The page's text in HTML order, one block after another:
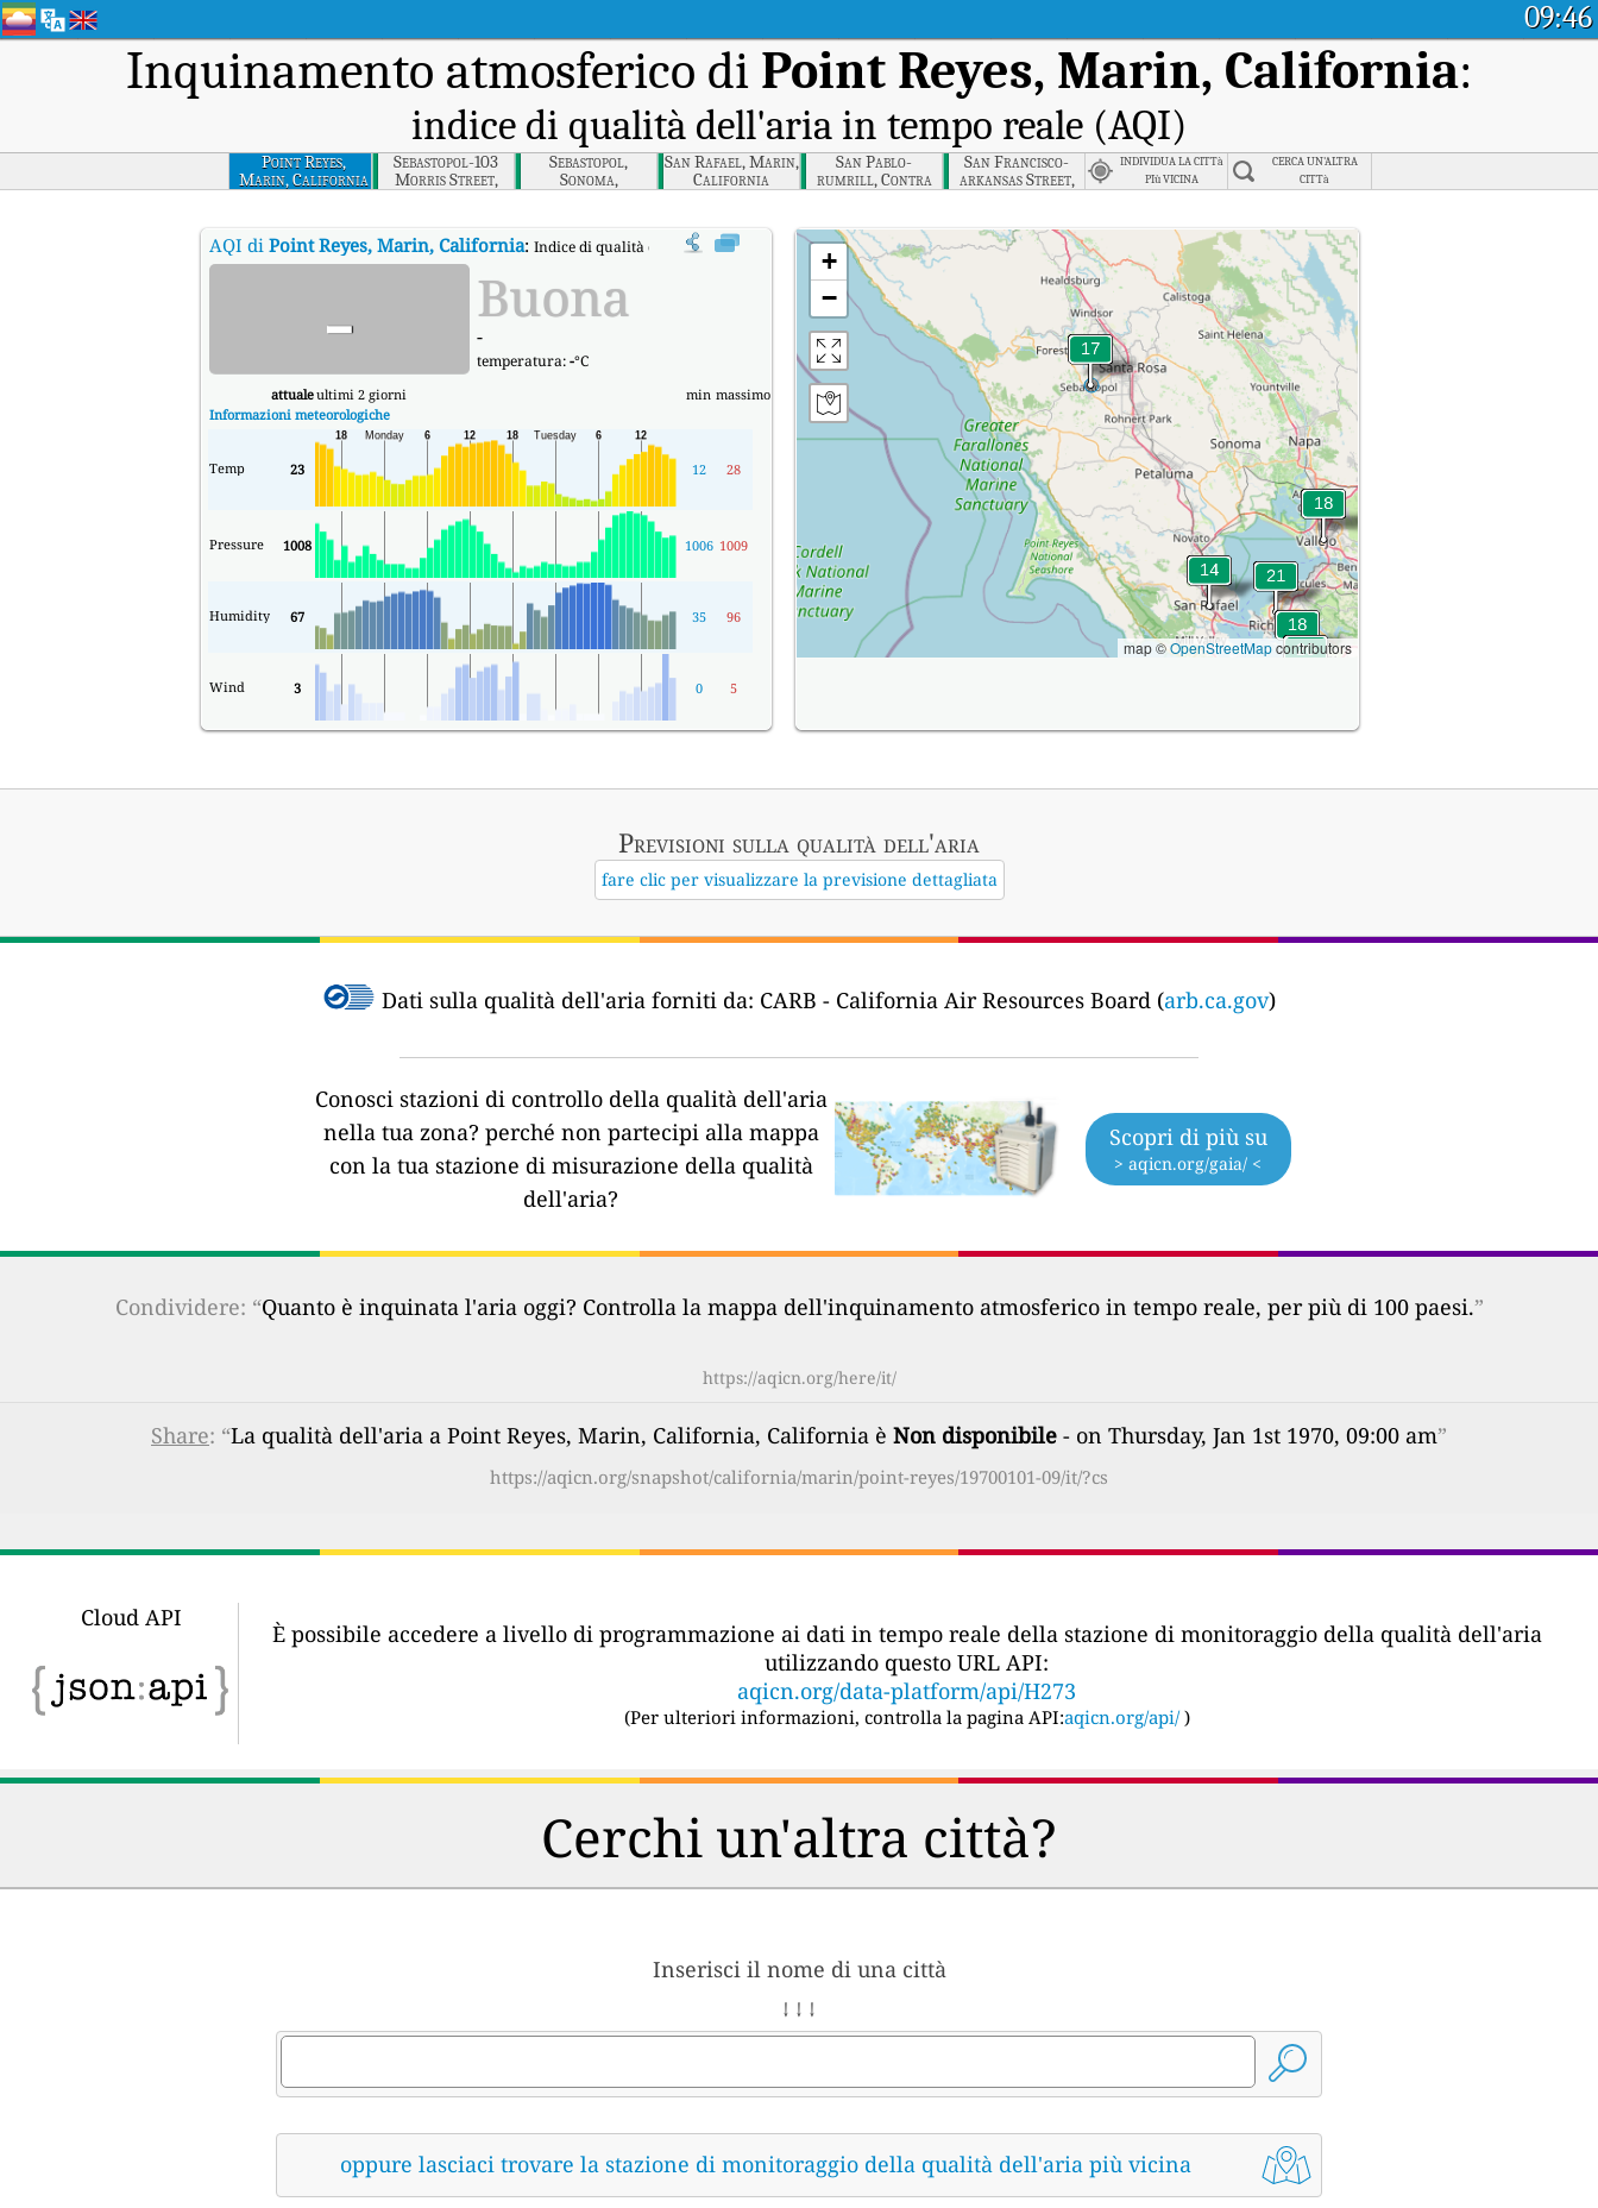
09:46
Inquinamento atmosferico di Point Reyes, Marin, California:
indice di qualità dell'aria in tempo reale (AQI)
Point Reyes,
Marin, California
Sebastopol-103
Morris Street,
Sonoma,
Sebastopol,
Sonoma,
California
San Rafael, Marin,
California
San Pablo-
rumrill, Contra
Costa, California
San Francisco-
arkansas Street,
San Francisco,
INDIVIDUA LA CITTà
PIù VICINA
CERCA UN'ALTRA
CITTà
AQI di Point Reyes, Marin, California: Indice di qualità dell'aria in tempo reale (AQI) di Point Reyes, Marin, California.
- Buona
-
temperatura:-°C
attualeultimi 2 giorni min massimo
Informazioni meteorologiche
Temp 23 12 28
Pressure 1008 1006 1009
Humidity 67 35 96
Wind 3 0 5
+
−
map ©OpenStreetMapcontributors
Previsioni sulla qualità dell'aria
fare clic per visualizzare la previsione dettagliata
Dati sulla qualità dell'aria forniti da: CARB - California Air Resources Board (arb.ca.gov)
Conosci stazioni di controllo della qualità dell'aria
nella tua zona? perché non partecipi alla mappa
con la tua stazione di misurazione della qualità
dell'aria?
Scopri di più su
> aqicn.org/gaia/ <
Condividere: “Quanto è inquinata l'aria oggi? Controlla la mappa dell'inquinamento atmosferico in tempo reale, per più di 100 paesi.”
https://aqicn.org/here/it/
Share: “La qualità dell'aria a Point Reyes, Marin, California, California è Non disponibile - on Thursday, Jan 1st 1970, 09:00 am”
https://aqicn.org/snapshot/california/marin/point-reyes/19700101-09/it/?cs
Cloud API
È possibile accedere a livello di programmazione ai dati in tempo reale della stazione di monitoraggio della qualità dell'aria
utilizzando questo URL API:
aqicn.org/data-platform/api/H273
(Per ulteriori informazioni, controlla la pagina API:aqicn.org/api/ )
Cerchi un'altra città?
Inserisci il nome di una città
↓ ↓ ↓
oppure lasciaci trovare la stazione di monitoraggio della qualità dell'aria più vicina